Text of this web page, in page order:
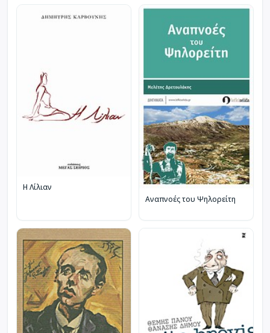
Η Λίλιαν
Αναπνοές του Ψηλορείτη